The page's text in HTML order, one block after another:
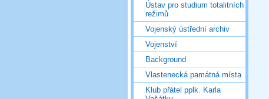
Ústav pro studium totalitních
režimů
Vojenský ústřední archiv
Vojenství
Background
Vlastenecká památná místa
Klub přátel pplk. Karla